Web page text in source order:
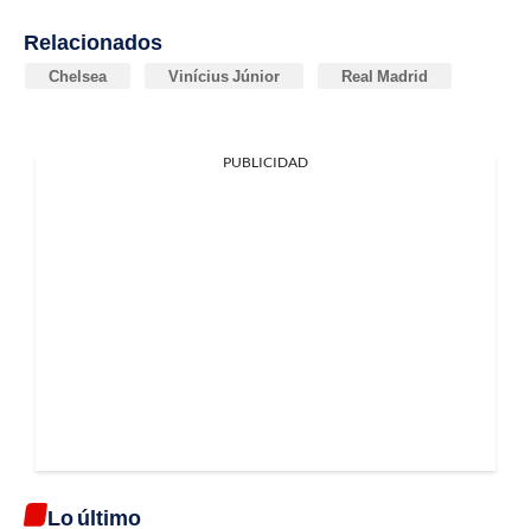
Relacionados
Chelsea Vinícius Júnior Real Madrid
PUBLICIDAD
Lo último